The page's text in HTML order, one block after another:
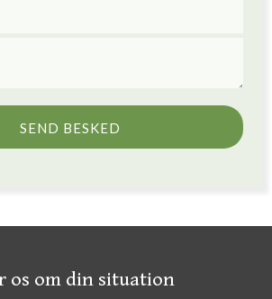
os om din situation